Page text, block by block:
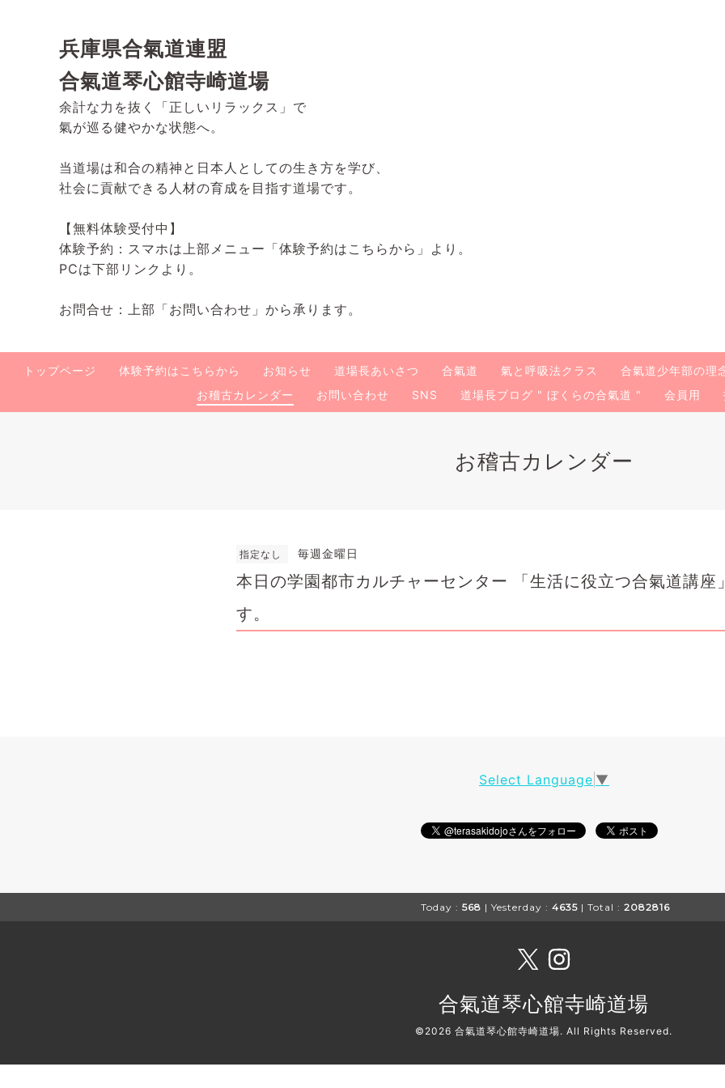
兵庫県合氣道連盟
合氣道琴心館寺崎道場
余計な力を抜く「正しいリラックス」で
氣が巡る健やかな状態へ。
当道場は和合の精神と日本人としての生き方を学び、
社会に貢献できる人材の育成を目指す道場です。
【無料体験受付中】
体験予約：スマホは上部メニュー「体験予約はこちらから」より。
PCは下部リンクより。
お問合せ：上部「お問い合わせ」から承ります。
トップページ 体験予約はこちらから お知らせ 道場長あいさつ 合氣道 氣と呼吸法クラス 合氣道少年部の理
お稽古カレンダー
お問い合わせ SNS 道場長ブログ " ぼくらの合氣道 " 会員用
お稽古カレンダー
指定なし 毎週金曜日
本日の学園都市カルチャーセンター 「生活に役立つ合氣道講座
す。
Select Language ▼
Today : 568 | Yesterday : 4635 | Total : 2082816
合氣道琴心館寺崎道場
©2026 合氣道琴心館寺崎道場. All Rights Reserved.